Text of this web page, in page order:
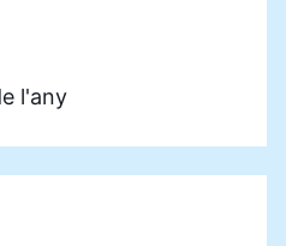
l'any